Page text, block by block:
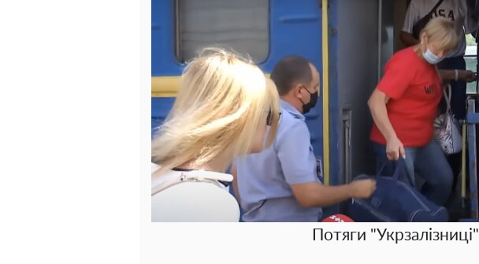
Потяги "Укрзалізниці"